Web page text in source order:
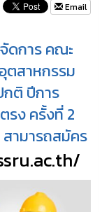
Email
ดการ คณะ
ตสาหกรรม
ติ ปีการ
รง ครั้งที่ 2
ามารถสมัคร